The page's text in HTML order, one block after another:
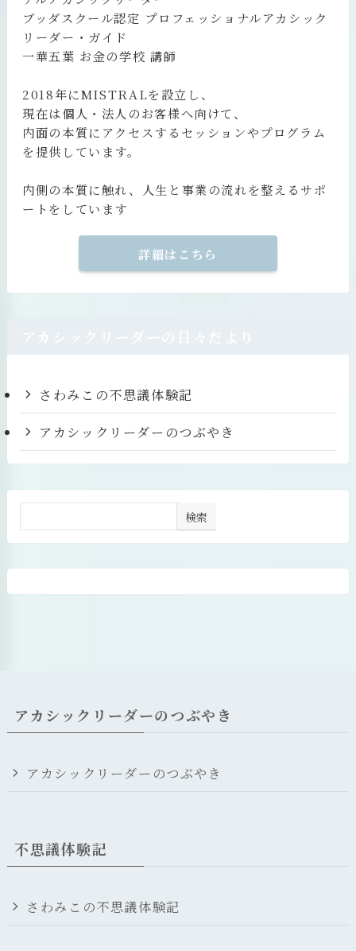
ブッダスクール認定 プロフェッショナルアカシック
リーダー・ガイド
一華五葉 お金の学校 講師
2018年にMISTRALを設立し、
現在は個人・法人のお客様へ向けて、
内面の本質にアクセスするセッションやプログラム
を提供しています。
内側の本質に触れ、人生と事業の流れを整えるサポ
ートをしています
詳細はこちら
さわみこの不思議体験記
アカシックリーダーのつぶやき
検索
アカシックリーダーのつぶやき
アカシックリーダーのつぶやき
不思議体験記
さわみこの不思議体験記